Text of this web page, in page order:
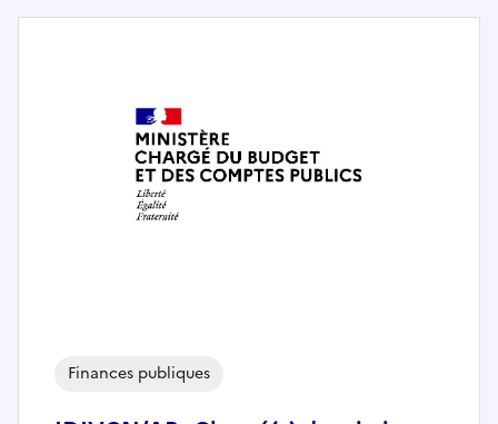
Finances publiques